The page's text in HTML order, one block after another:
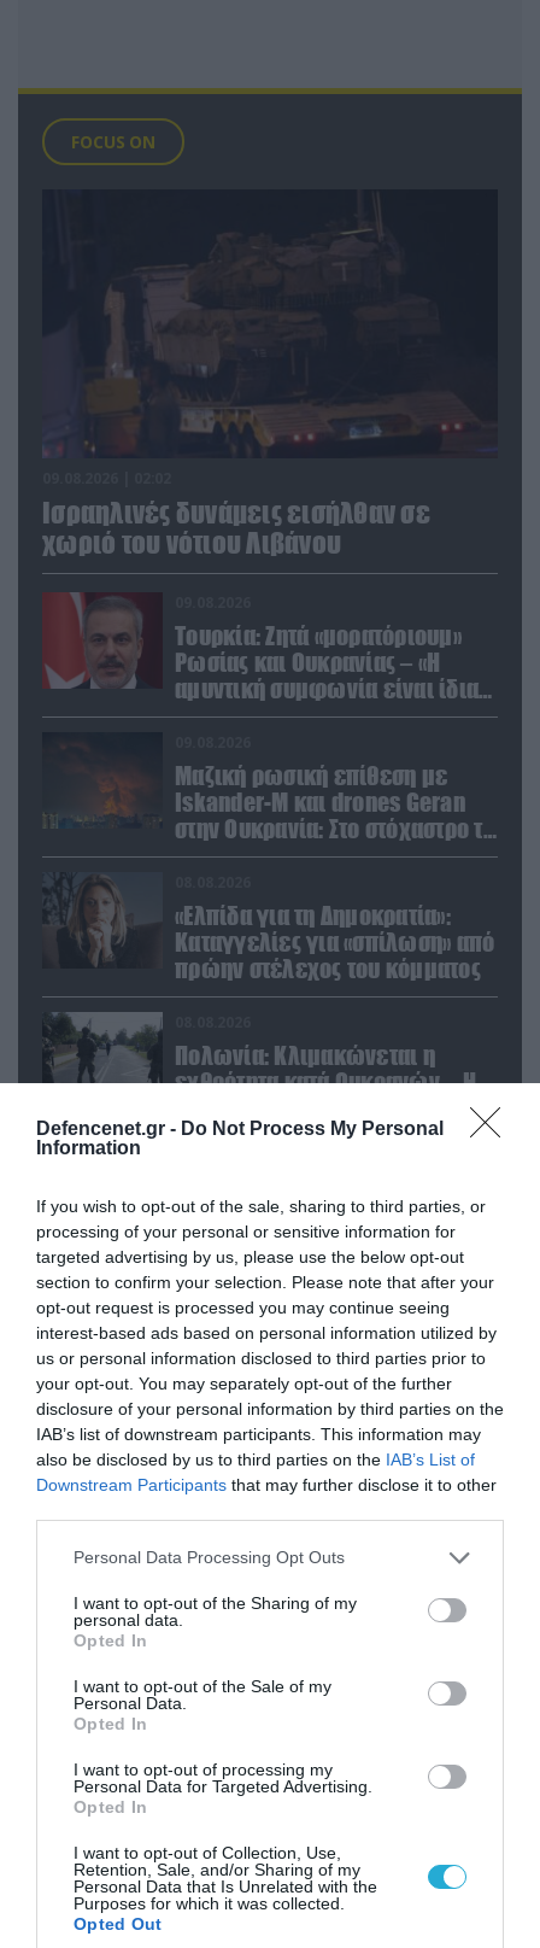
Defencenet.gr - Do Not Process My Personal
Information
If you wish to opt-out of the sale, sharing to third parties, or
processing of your personal or sensitive information for
targeted advertising by us, please use the below opt-out
section to confirm your selection. Please note that after your
opt-out request is processed you may continue seeing
interest-based ads based on personal information utilized by
us or personal information disclosed to third parties prior to
your opt-out. You may separately opt-out of the further
disclosure of your personal information by third parties on the
IAB’s list of downstream participants. This information may
also be disclosed by us to third parties on the IAB’s List of
Downstream Participants that may further disclose it to other
Please note that this website/app uses one or more Google
not limited to your visit or usage behaviour. You may click to
grant or deny consent to Google and its third-party tags to
use your data for below specified purposes in below Google
consent section.
Personal Data Processing Opt Outs
I want to opt-out of the Sharing of my
personal data.
Opted In
I want to opt-out of the Sale of my
Personal Data.
Opted In
I want to opt-out of processing my
Personal Data for Targeted Advertising.
Opted In
I want to opt-out of Collection, Use,
Retention, Sale, and/or Sharing of my
Personal Data that Is Unrelated with the
Purposes for which it was collected.
Opted Out
FOCUS ON
Ισραηλινές δυνάμεις εισήλθαν σε
χωριό του νότιου Λιβάνου
Τουρκία: Ζητά «μορατόριουμ»
Ρωσίας και Ουκρανίας – «Η
αμυντική συμφωνία είναι ίδια
με το άρθρο 5 του ΝΑΤΟ» (upd)
Μαζική ρωσική επίθεση με
Iskander-M και drones Geran
στην Ουκρανία: Στο στόχαστρο το
εργοστάσιο των Flamingo
«Ελπίδα για τη Δημοκρατία»:
Καταγγελίες για «σπίλωση» από
πρώην στέλεχος του κόμματος
Πολωνία: Κλιμακώνεται η
εχθρότητα κατά Ουκρανών – Η
τεράστια αύξηση σε επιθέσεις
POPULAR 24H
Η Τουρκία πουλάει στην Ουκρανία όλο το
αμερικανικό πυραυλικό πυροβολικό της: MLRS
και ΑΤΑCMS